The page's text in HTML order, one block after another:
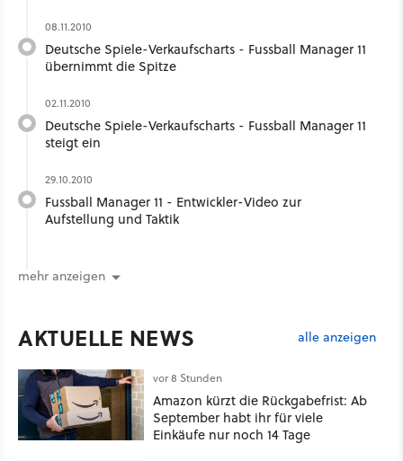
08.11.2010
Deutsche Spiele-Verkaufscharts - Fussball Manager 11
übernimmt die Spitze
02.11.2010
Deutsche Spiele-Verkaufscharts - Fussball Manager 11
steigt ein
29.10.2010
Fussball Manager 11 - Entwickler-Video zur
Aufstellung und Taktik
mehr anzeigen
AKTUELLE NEWS alle anzeigen
vor 8 Stunden
Amazon kürzt die Rückgabefrist: Ab
September habt ihr für viele
Einkäufe nur noch 14 Tage